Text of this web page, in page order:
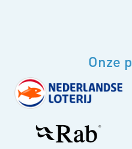
Onze